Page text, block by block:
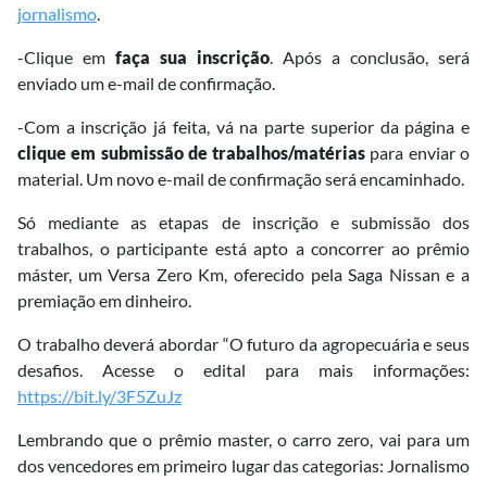
jornalismo.
-Clique em faça sua inscrição. Após a conclusão, será
enviado um e-mail de confirmação.
-Com a inscrição já feita, vá na parte superior da página e
clique em submissão de trabalhos/matérias para enviar o
material. Um novo e-mail de confirmação será encaminhado.
Só mediante as etapas de inscrição e submissão dos
trabalhos, o participante está apto a concorrer ao prêmio
máster, um Versa Zero Km, oferecido pela Saga Nissan e a
premiação em dinheiro.
O trabalho deverá abordar “O futuro da agropecuária e seus
desafios. Acesse o edital para mais informações:
https://bit.ly/3F5ZuJz
Lembrando que o prêmio master, o carro zero, vai para um
dos vencedores em primeiro lugar das categorias: Jornalismo